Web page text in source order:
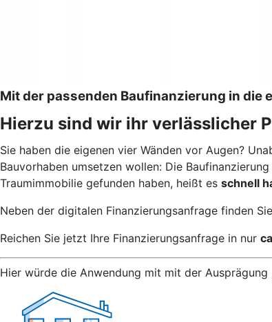
Mit der passenden Baufinanzierung in die
Hierzu sind wir ihr verlässlicher
Sie haben die eigenen vier Wänden vor Augen?
Bauvorhaben umsetzen wollen: Die
Traumimmobilie gefunden haben, heißt es schnell
Neben der digitalen Finanzierungsanfrage finden
Reichen Sie jetzt Ihre Finanzierungsanfrage in nur
Hier würde die Anwendung mit mit der